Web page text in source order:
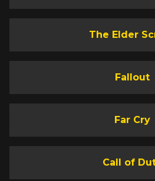
The Elder
Fallout
Far Cry
Call of